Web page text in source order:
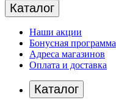
Каталог
Наши акции
Бонусная программа
Адреса магазинов
Оплата и доставка
Каталог